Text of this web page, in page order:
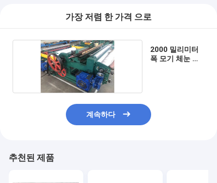
가장 저렴 한 가격 으로
2000 밀리미터
폭 모기 체눈 제
계속하다
추천된 제품